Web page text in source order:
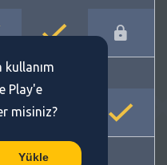
Play'e
misiniz?
Yükle